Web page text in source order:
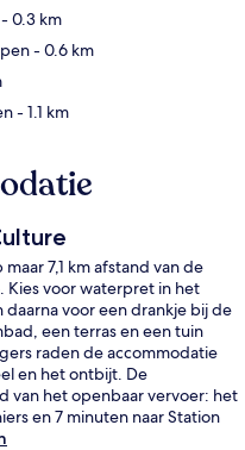
- 0.3 km
- 0.6 km
- 1.1 km
7,1 km afstand van de
Kies voor waterpret in het
voor een drankje bij de
een terras en een tuin
raden de accommodatie
en het ontbijt. De
van het openbaar vervoer: het
en 7 minuten naar Station